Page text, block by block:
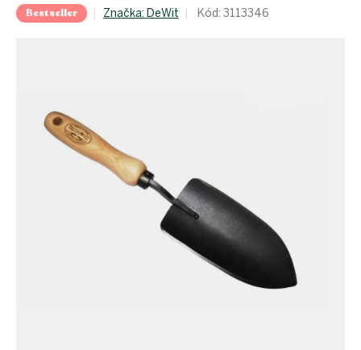
láhve
Vánoce
Přihlášení
Bestseller Značka: DeWit Kód: 3113346